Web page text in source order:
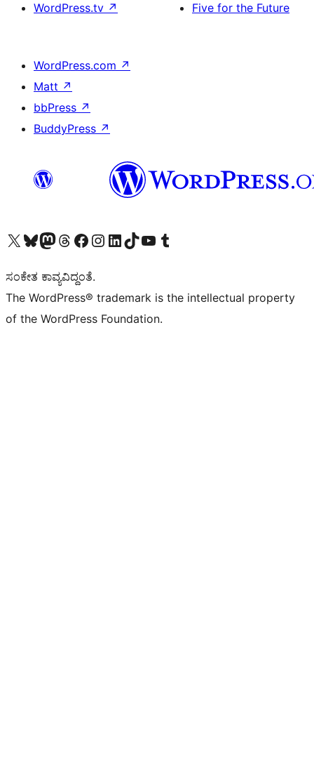
WordPress.tv ↗
Five for the Future
WordPress.com ↗
Matt ↗
bbPress ↗
BuddyPress ↗
Visit our X (formerly Twitter) account
Visit our Bluesky account
Visit our Mastodon account
Visit our Threads account
Visit our Facebook page
Visit our Instagram account
Visit our LinkedIn account
Visit our TikTok account
Visit our YouTube channel
Visit our Tumblr account
ಸಂಕೇತ ಕಾವ್ಯವಿದ್ದಂತೆ.
The WordPress® trademark is the intellectual property
of the WordPress Foundation.